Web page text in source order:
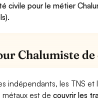
civile pour le métier
Chalumiste
indépendants, les TNS
métaux est decouvrir les